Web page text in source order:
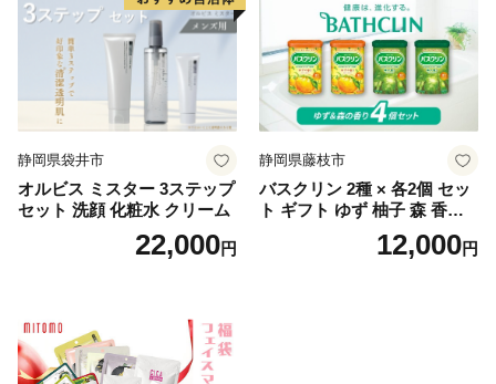
静岡県袋井市
オルビス ミスター 3ステップ
セット 洗顔 化粧水 クリーム
22,000円
静岡県藤枝市
バスクリン 2種 × 各2個 セッ
ト ギフト ゆず 柚子 森 香り
日用品 お風呂 バス用品 温活
アロマ 香り まとめ買い静岡
12,000円